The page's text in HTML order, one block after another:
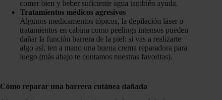
comer bien y beber suficiente agua también ayuda.
Tratamientos médicos agresivos
Algunos medicamentos tópicos, la depilación láser o
tratamientos en cabina como peelings intensos pueden
dañar la función barrera de la piel: si vas a realizarte
algo así, ten a mano una buena crema reparadora para
luego (más abajo te contamos nuestras favoritas).
Cómo reparar una barrera cutánea dañada